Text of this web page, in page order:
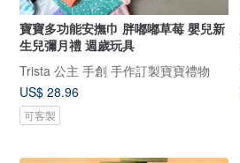
寶寶多功能安撫巾 胖嘟嘟草莓 嬰兒新
生兒彌月禮 週歲玩具
Trista 公主 手創 手作訂製寶寶禮物
US$ 28.96
可客製